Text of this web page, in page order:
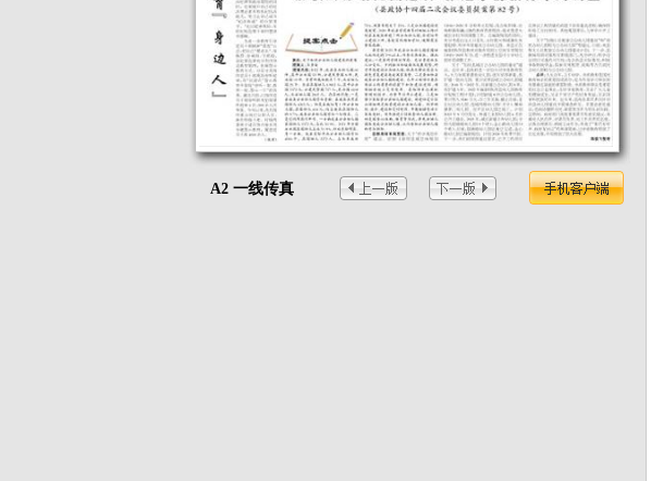
A2 一线传真